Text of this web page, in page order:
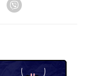
Telegram